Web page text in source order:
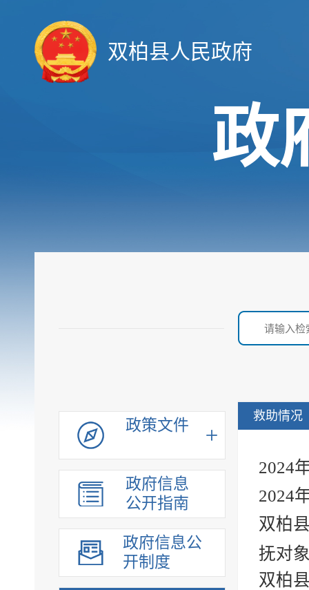
双柏县人民政府
政
政策文件
政府信息
公开指南
政府信息公
开制度
救助情况
2024
2024
双柏
抚对
双柏